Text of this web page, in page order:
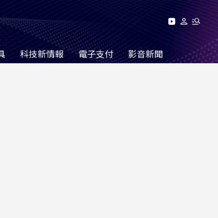
科技新情報 電子支付 影音新聞